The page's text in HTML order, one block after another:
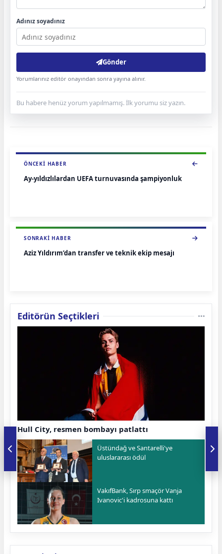
Adınız soyadınız
Gönder
Yorumlarınız editör onayından sonra yayına alınır.
Bu habere henüz yorum yapılmamış. İlk yorumu siz yazın.
ÖNCEKI HABER
Ay-yıldızlılardan UEFA turnuvasında şampiyonluk
SONRAKI HABER
Aziz Yıldırım’dan transfer ve teknik ekip mesajı
Editörün Seçtikleri
Hull City, resmen bombayı patlattı
Üstündağ ve Santarelli'ye
uluslararası ödül
VakıfBank, Sırp smaçör Vanja
Ivanovic'i kadrosuna kattı